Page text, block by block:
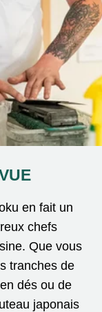
en fait un
chefs
Que vous
tranches de
dés ou de
japonais